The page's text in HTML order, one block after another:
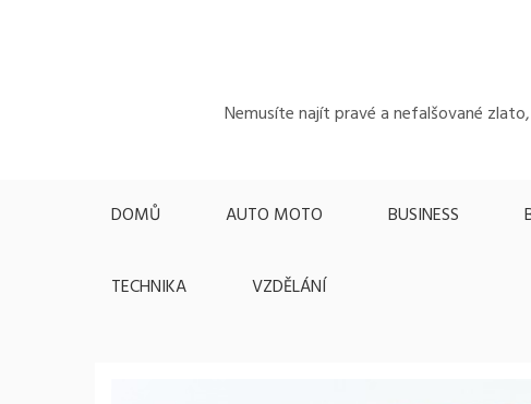
Nemusíte najít pravé a nefalšované
DOMŮ AUTO MOTO BUSINESS
TECHNIKA VZDĚLÁNÍ